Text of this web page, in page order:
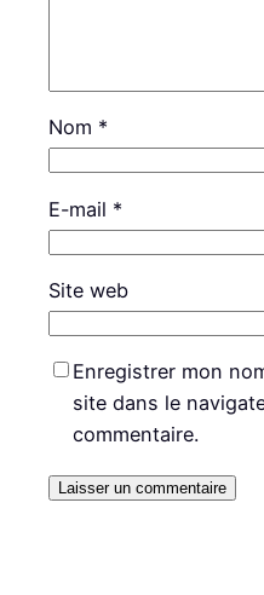
Nom *
E-mail *
Site web
Enregistrer mon
site dans le
commentaire.